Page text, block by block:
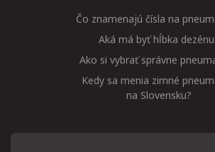
Čo znamenajú čísla na
Aká má byť hĺbka
Ako si vybrať správne
Kedy sa menia zimné
na Slovensku?